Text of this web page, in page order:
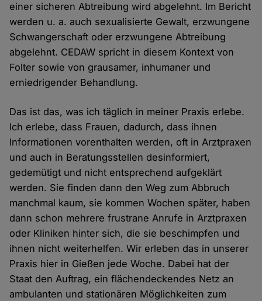
einer sicheren Abtreibung wird abgelehnt. Im Bericht
werden u. a. auch sexualisierte Gewalt, erzwungene
Schwangerschaft oder erzwungene Abtreibung
abgelehnt. CEDAW spricht in diesem Kontext von
Folter sowie von grausamer, inhumaner und
erniedrigender Behandlung.
Das ist das, was ich täglich in meiner Praxis erlebe.
Ich erlebe, dass Frauen, dadurch, dass ihnen
Informationen vorenthalten werden, oft in Arztpraxen
und auch in Beratungsstellen desinformiert,
gedemütigt und nicht entsprechend aufgeklärt
werden. Sie finden dann den Weg zum Abbruch
manchmal kaum, sie kommen Wochen später, haben
dann schon mehrere frustrane Anrufe in Arztpraxen
oder Kliniken hinter sich, die sie beschimpfen und
ihnen nicht weiterhelfen. Wir erleben das in unserer
Praxis hier in Gießen jede Woche. Dabei hat der
Staat den Auftrag, ein flächendeckendes Netz an
ambulanten und stationären Möglichkeiten zum